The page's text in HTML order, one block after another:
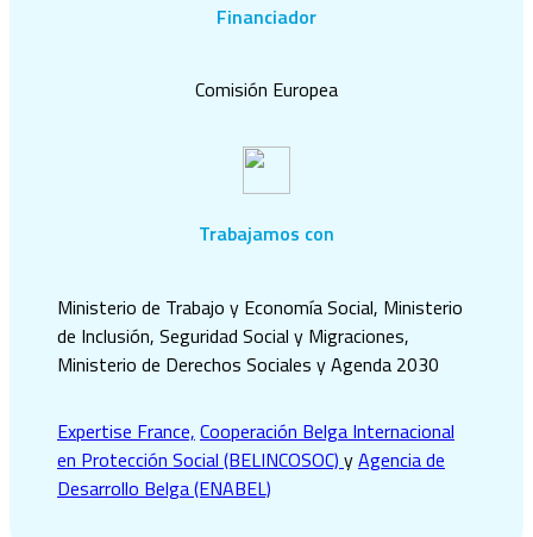
Financiador
Comisión Europea
Trabajamos con
Ministerio de Trabajo y Economía Social, Ministerio
de Inclusión, Seguridad Social y Migraciones,
Ministerio de Derechos Sociales y Agenda 2030
Expertise France, Cooperación Belga Internacional
en Protección Social (BELINCOSOC) yAgencia de
Desarrollo Belga (ENABEL)